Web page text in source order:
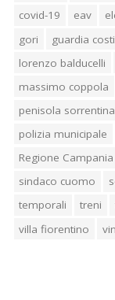
covid-19
eav
gori
guardia
lorenzo balducelli
massimo coppola
penisola sorrentina
polizia municipale
Regione Campania
sindaco cuomo
temporali
treni
villa fiorentino